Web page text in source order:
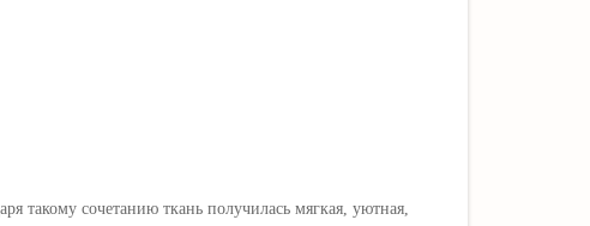
такому сочетанию ткань получилась мягкая, уютная,